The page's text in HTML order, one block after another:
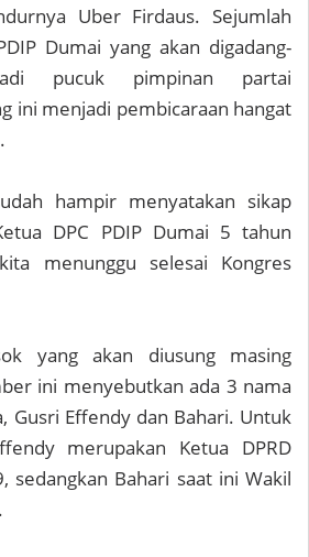
Uber Firdaus. Sejumlah
Dumai yang akan digadang-
pucuk pimpinan partai
ini menjadi pembicaraan hangat
hampir menyatakan sikap
DPC PDIP Dumai 5 tahun
menunggu selesai Kongres
yang akan diusung masing
ini menyebutkan ada 3 nama
Gusri Effendy dan Bahari. Untuk
merupakan Ketua DPRD
sedangkan Bahari saat ini Wakil